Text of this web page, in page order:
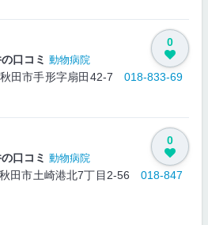
口コミ 動物病院
田市手形字扇田42-7 018-833-69
0
口コミ 動物病院
田市土崎港北7丁目2-56 018-847
0